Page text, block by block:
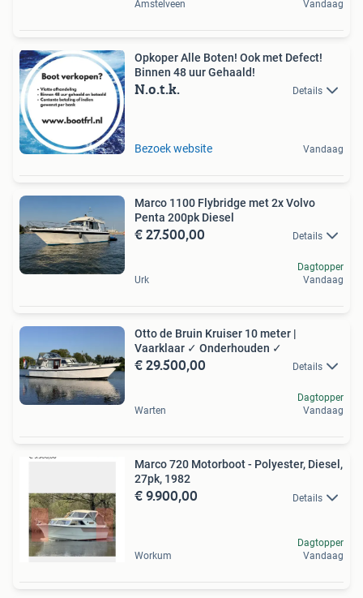
Amstelveen Vandaag
Opkoper Alle Boten! Ook met Defect!
Binnen 48 uur Gehaald!
N.o.t.k. Details
Bezoek website Vandaag
Marco 1100 Flybridge met 2x Volvo
Penta 200pk Diesel
€ 27.500,00 Details
Urk
Dagtopper
Vandaag
Otto de Bruin Kruiser 10 meter |
Vaarklaar ✓ Onderhouden ✓
€ 29.500,00 Details
Warten
Dagtopper
Vandaag
Marco 720 Motorboot - Polyester, Diesel,
27pk, 1982
€ 9.900,00 Details
Workum
Dagtopper
Vandaag